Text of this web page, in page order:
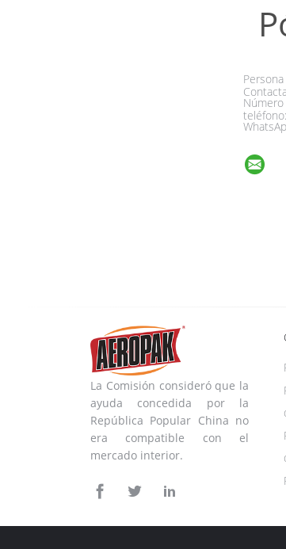
Número
teléfono:
La Comisión consideró que la
ayuda concedida por la
República Popular China no
era compatible con el
mercado interior.